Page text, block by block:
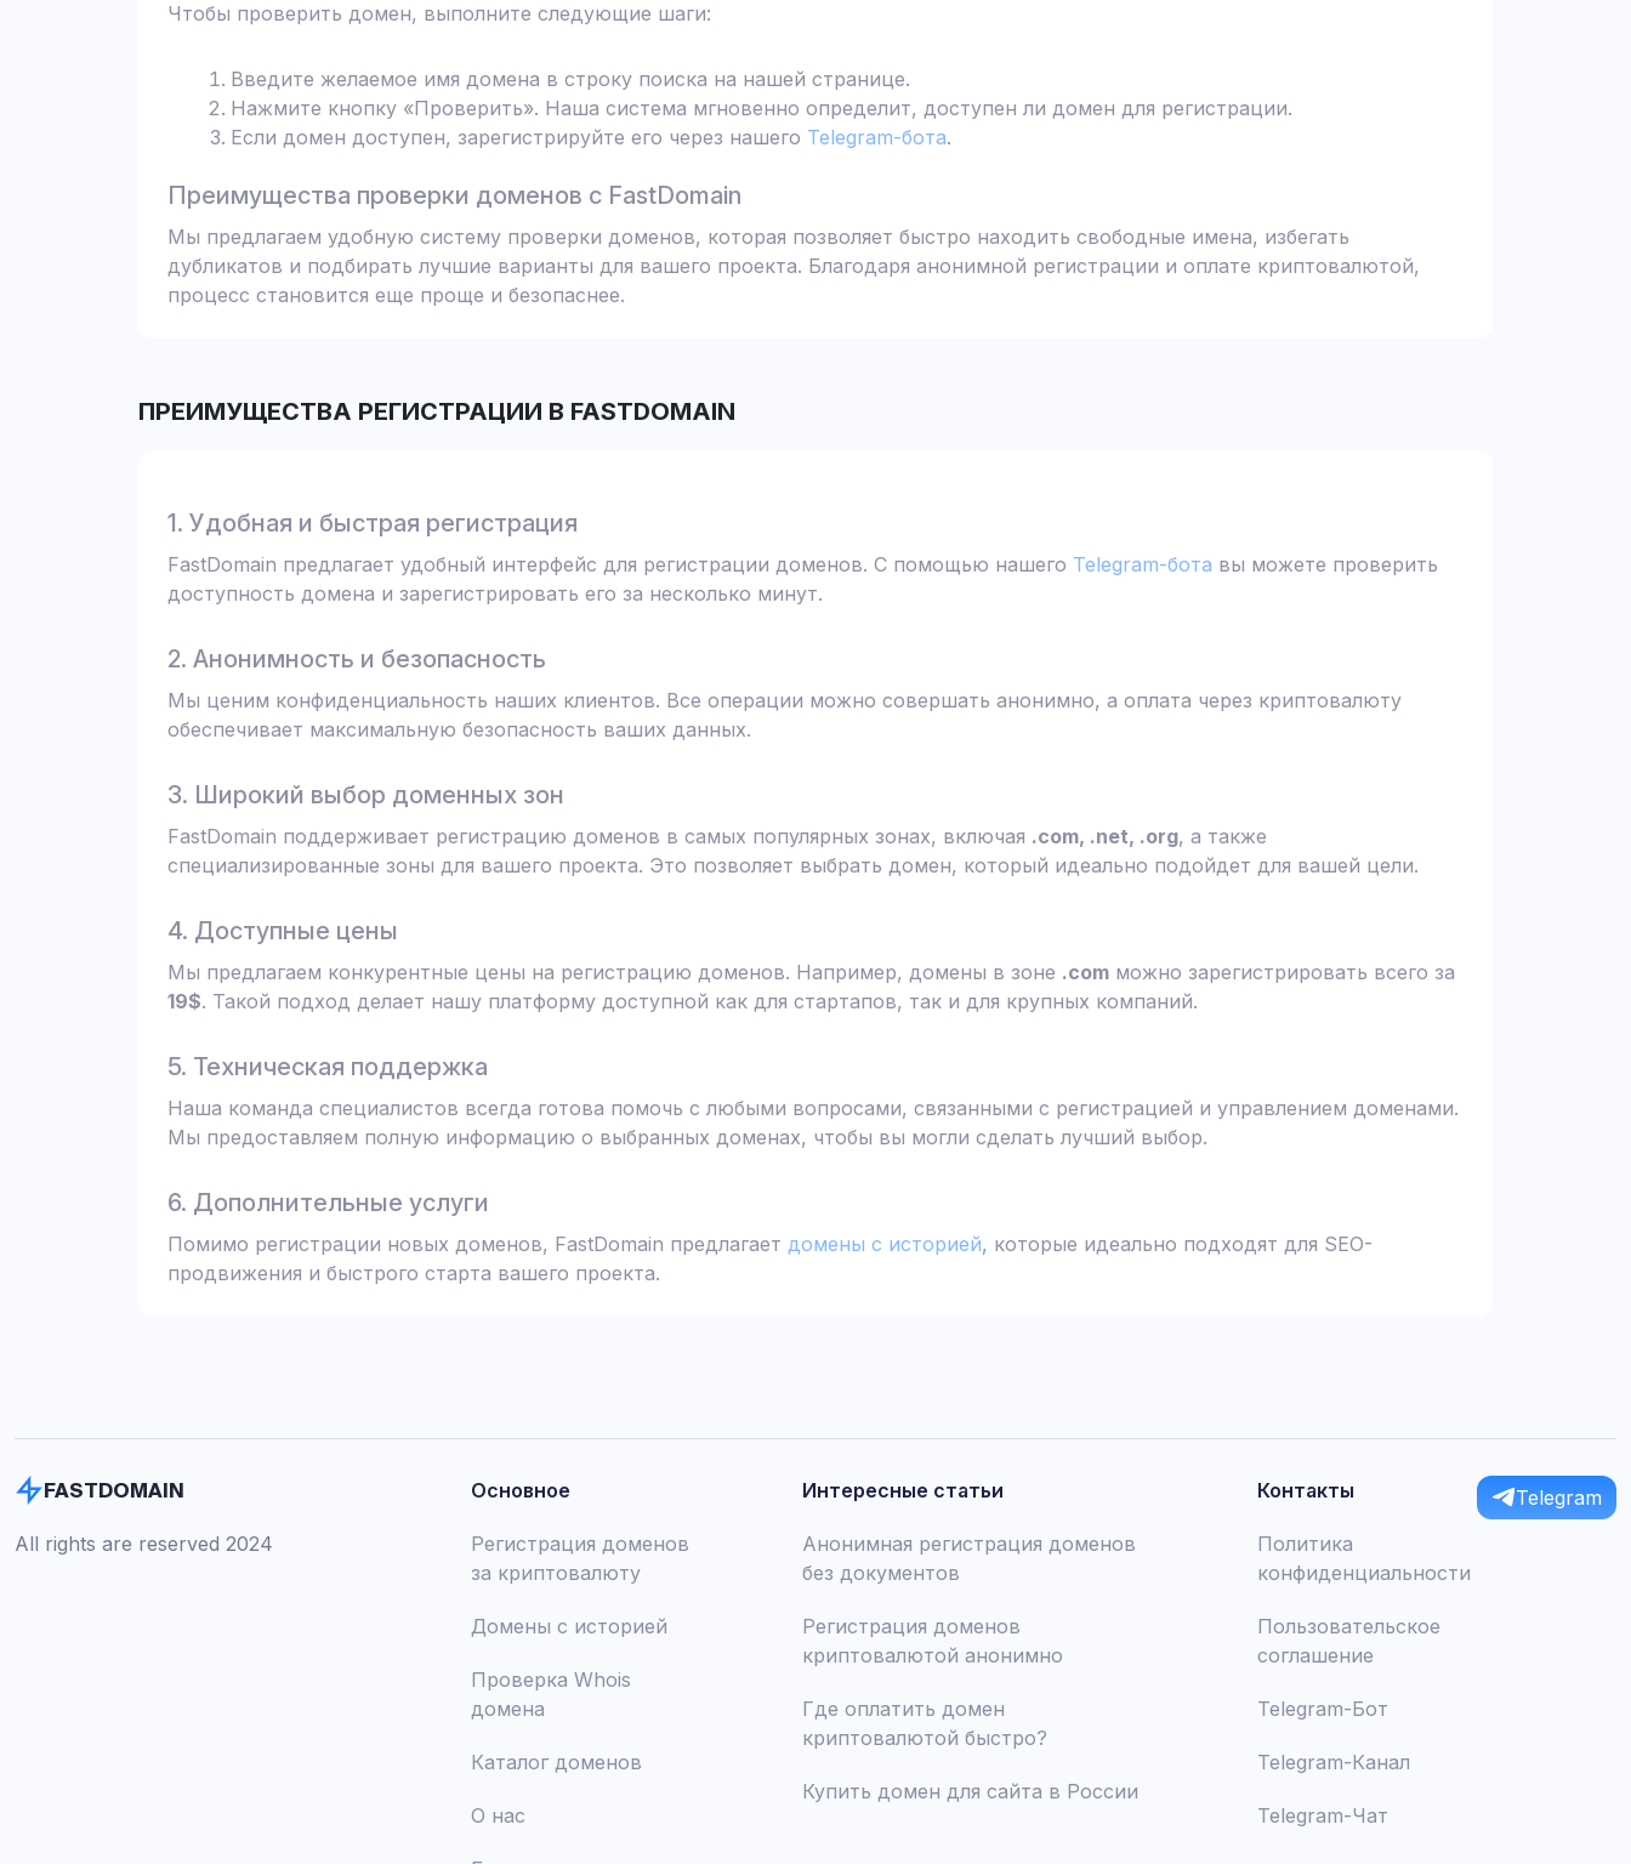
Чтобы проверить домен, выполните следующие шаги:
Введите желаемое имя домена в строку поиска на нашей странице.
Нажмите кнопку «Проверить». Наша система мгновенно определит, доступен ли домен для регистрации.
Если домен доступен, зарегистрируйте его через нашего Telegram-бота.
Преимущества проверки доменов с FastDomain
Мы предлагаем удобную систему проверки доменов, которая позволяет быстро находить свободные имена, избегать
дубликатов и подбирать лучшие варианты для вашего проекта. Благодаря анонимной регистрации и оплате криптовалютой,
процесс становится еще проще и безопаснее.
ПРЕИМУЩЕСТВА РЕГИСТРАЦИИ В FASTDOMAIN
1. Удобная и быстрая регистрация
FastDomain предлагает удобный интерфейс для регистрации доменов. С помощью нашего Telegram-бота вы можете проверить
доступность домена и зарегистрировать его за несколько минут.
2. Анонимность и безопасность
Мы ценим конфиденциальность наших клиентов. Все операции можно совершать анонимно, а оплата через криптовалюту
обеспечивает максимальную безопасность ваших данных.
3. Широкий выбор доменных зон
FastDomain поддерживает регистрацию доменов в самых популярных зонах, включая .com, .net, .org, а также
специализированные зоны для вашего проекта. Это позволяет выбрать домен, который идеально подойдет для вашей цели.
4. Доступные цены
Мы предлагаем конкурентные цены на регистрацию доменов. Например, домены в зоне .com можно зарегистрировать всего за
19$. Такой подход делает нашу платформу доступной как для стартапов, так и для крупных компаний.
5. Техническая поддержка
Наша команда специалистов всегда готова помочь с любыми вопросами, связанными с регистрацией и управлением доменами.
Мы предоставляем полную информацию о выбранных доменах, чтобы вы могли сделать лучший выбор.
6. Дополнительные услуги
Помимо регистрации новых доменов, FastDomain предлагает домены с историей, которые идеально подходят для SEO-
продвижения и быстрого старта вашего проекта.
FASTDOMAIN
All rights are reserved 2024
Основное
Регистрация доменов
за криптовалюту
Домены с историей
Проверка Whois
домена
Каталог доменов
О нас
Интересные статьи
Анонимная регистрация доменов
без документов
Регистрация доменов
криптовалютой анонимно
Где оплатить домен
криптовалютой быстро?
Купить домен для сайта в России
Контакты
Политика
конфиденциальности
Пользовательское
соглашение
Telegram-Бот
Telegram-Канал
Telegram-Чат
Telegram